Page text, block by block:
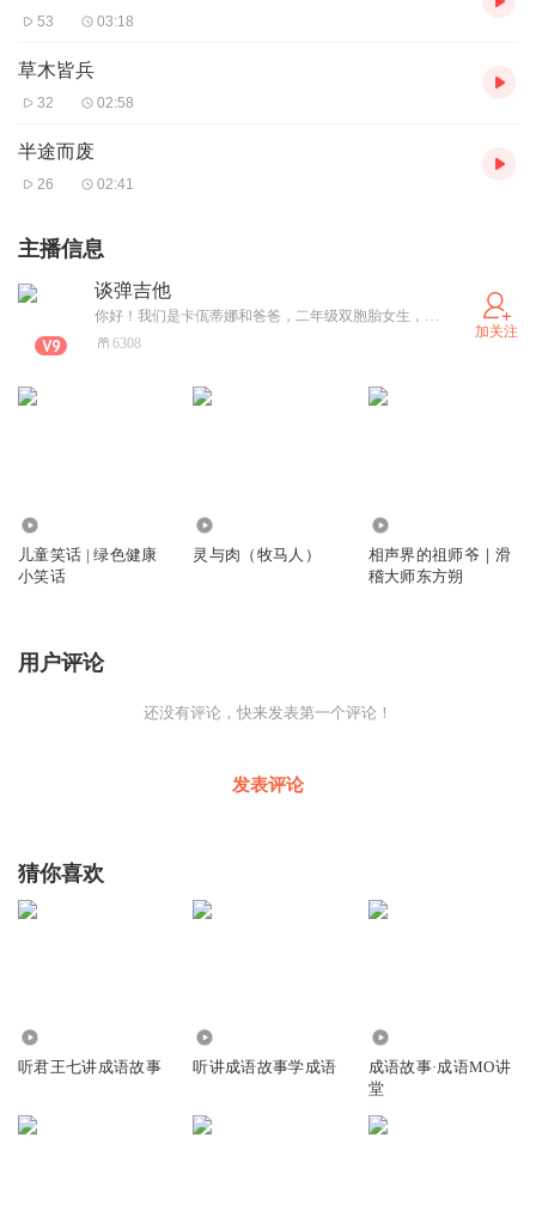
53 03:18
草木皆兵
32 02:58
半途而废
26 02:41
主播信息
谈弹吉他
你好！我们是卡佤蒂娜和爸爸，二年级双胞胎女生，我们爱笑爱语文，喜欢交朋友！
6308
加关注
儿童笑话 | 绿色健康
小笑话
灵与肉（牧马人）
相声界的祖师爷｜滑
稽大师东方朔
用户评论
还没有评论，快来发表第一个评论！
发表评论
猜你喜欢
听君王七讲成语故事 听讲成语故事学成语
成语故事·成语MO讲
堂